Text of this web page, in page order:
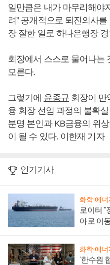
일만큼은 내가 마무리해야
려” 공개적으로 퇴진의사
장 잘한 일로 하나은행장
회장에서 스스로 물어나는
모른다.
그렇기에 윤종규회장이 만
융 회장 선임 과정의 불확
분명 본인과 KB금융의 위
이 될 수 있다. 이한재 기자
인기기사
화학·에너
로이터 "
아로 이
화학·에너
'한수원